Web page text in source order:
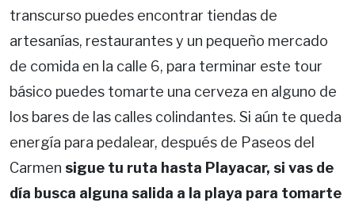
transcurso puedes encontrar tiendas de
artesanías, restaurantes y un pequeño mercado
de comida en la calle 6, para terminar este tour
básico puedes tomarte una cerveza en alguno de
los bares de las calles colindantes. Si aún te queda
energía para pedalear, después de Paseos del
Carmen sigue tu ruta hasta Playacar, si vas de
día busca alguna salida a la playa para tomarte